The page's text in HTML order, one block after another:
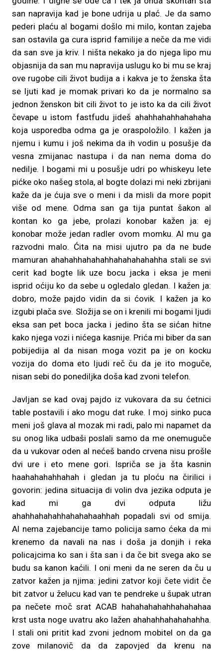
san napravija kad je bone udrija u plać. Je da samo
pederi plaću al bogami došlo mi milo, kontan zajeba
san ostavila ga cura isprid familije a neče da me vidi
da san sve ja kriv. I ništa nekako ja do njega lipo mu
objasnija da san mu napravija uslugu ko bi mu se kraj
ove rugobe cili život budija a i kakva je to ženska šta
se ljuti kad je momak privari ko da je normalno sa
jednon ženskon bit cili život to je isto ka da cili život
čevape u istom fastfudu jideš ahahhahahhahahaha
koja usporedba odma ga je oraspoložilo. I kažen ja
njemu i kumu i još nekima da ih vodin u posušje da
vesna zmijanac nastupa i da nan nema doma do
nedilje. I bogami mi u posušje udri po whiskeyu lete
pićke oko našeg stola, al bogte dolazi mi neki zbrijani
kaže da je ćuja sve o meni i da misli da more popit
više od mene. Odma san ga tija puntat šakon al
kontan ko ga jebe, prolazi konobar kažen ja: ej
konobar može jedan radler ovom momku. Al mu ga
razvodni malo. Ćita na misi ujutro pa da ne bude
mamuran ahahahhahahahhahahahahahha stali se svi
cerit kad bogte lik uze bocu jacka i eksa je meni
isprid oćiju ko da sebe u ogledalo gledan. I kažen ja:
dobro, može pajdo vidin da si ćovik. I kažen ja ko
izgubi plača sve. Složija se on i krenili mi bogami ljudi
eksa san pet boca jacka i jedino šta se sićan hitne
kako njega vozi i nićega kasnije. Prića mi biber da san
pobijedija al da nisan moga vozit pa je on kocku
vozija do doma eto ljudi reč ču da je ito moguče,
nisan sebi do ponediljka doša kad zvoni telefon.
Javljan se kad ovaj pajdo iz vukovara da su ćetnici
table postavili i ako mogu dat ruke. I moj sinko puca
meni još glava al mozak mi radi, palo mi napamet da
su onog lika udbaši poslali samo da me onemuguče
da u vukovar oden al nećeš bando crvena nisu prošle
dvi ure i eto mene gori. Ispriča se ja šta kasnin
haahahahahhahah i gledan ja tu ploću na čirilici i
govorin: jedina situacija di volin dva jezika odputa je
kad mi ga dvi odputa ližu
ahahhahahahhahahahaahhah popadali svi od smija.
Al nema zajebancije tamo policija samo ćeka da mi
krenemo da navali na nas i doša ja donjih i reka
policajcima ko san i šta san i da če bit svega ako se
budu sa kanon kaćili. I oni meni da ne seren da ču u
zatvor kažen ja njima: jedini zatvor koji čete vidit če
bit zatvor u želucu kad van te pendreke u šupak utran
pa nečete moč srat ACAB hahahahahahhahahahaa
krst usta noge uvatru ako lažen ahahahhahahahahha.
I stali oni pritit kad zvoni jednom mobitel on da ga
zove milanovič da da zapovjed da krenu na